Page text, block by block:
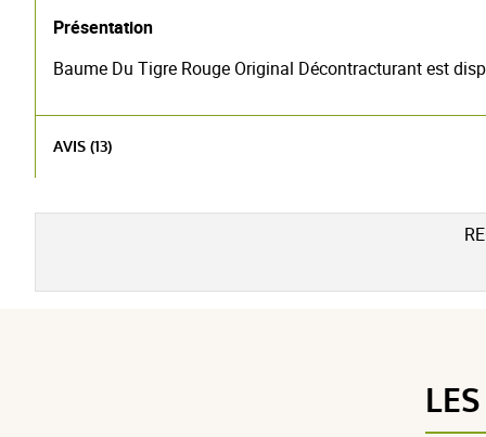
Présentation
Baume Du Tigre Rouge Original Décontracturant est
AVIS (13)